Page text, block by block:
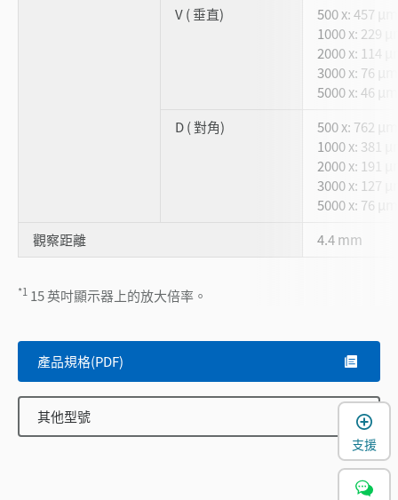
V ( 垂直)
500 x: 457 µm
1000 x: 229
2000 x: 114
3000 x: 76 µm
5000 x: 46 µm
D ( 對角)
500 x: 762 µm
1000 x: 381
2000 x: 191
3000 x: 127
5000 x: 76 µm
觀察距離
4.4 mm
*1 15 英吋顯示器上的放大倍率。
產品規格(PDF)
其他型號
支援